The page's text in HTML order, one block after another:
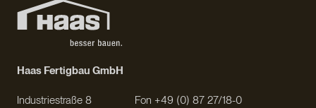
Haas Fertigbau GmbH
Industriestraße 8
Fon +49 (0) 87 27/18-0